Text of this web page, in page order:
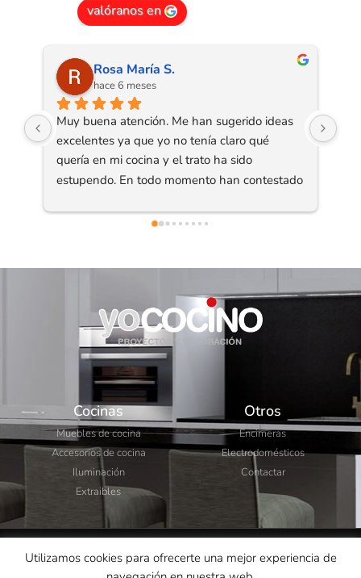
valóranos en
Rosa María S.
hace 6 meses
Muy buena atención. Me han sugerido ideas
excelentes ya que yo no tenía claro qué
quería en mi cocina y el trato ha sido
estupendo. En todo momento han contestado
Cocinas
Muebles de cocina
Accesorios de cocina
Iluminación
Extraibles
Otros
Encimeras
Electrodomésticos
Contactar
© 2026 Yo Cocino. Todos los derechos reservados.
Utilizamos cookies para ofrecerte una mejor experiencia de